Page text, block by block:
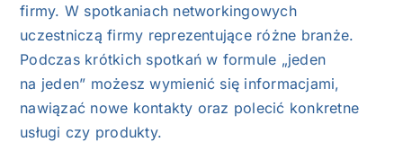
firmy. W spotkaniach networkingowych
uczestniczą firmy reprezentujące różne branże.
Podczas krótkich spotkań w formule „jeden
na jeden” możesz wymienić się informacjami,
nawiązać nowe kontakty oraz polecić konkretne
usługi czy produkty.